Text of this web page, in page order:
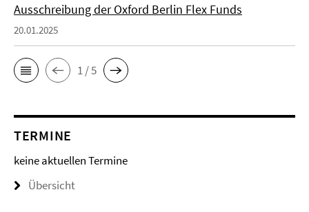
Ausschreibung der Oxford Berlin Flex Funds
20.01.2025
1 / 5
TERMINE
keine aktuellen Termine
Übersicht